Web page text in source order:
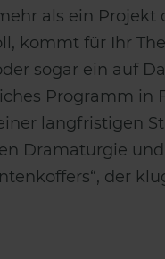
als ein Projekt
kommt für Ihr
sogar ein auf
Programm in
langfristigen
Dramaturgie
der